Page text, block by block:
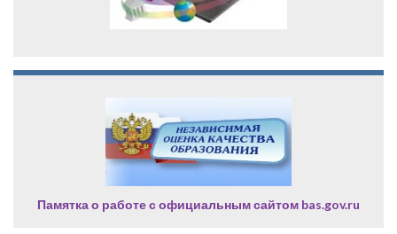
Памятка о работе с официальным сайтом bas.gov.ru